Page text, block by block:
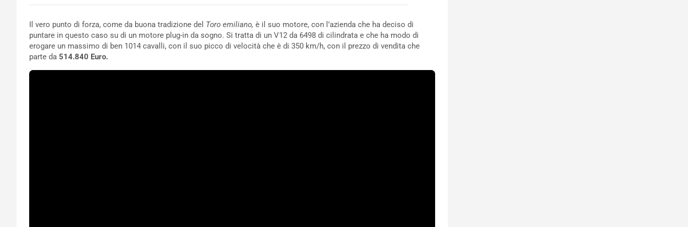
Il vero punto di forza, come da buona tradizione del Toro emiliano, è il suo motore, con l’azienda che ha deciso di
puntare in questo caso su di un motore plug-in da sogno. Si tratta di un V12 da 6498 di cilindrata e che ha modo di
erogare un massimo di ben 1014 cavalli, con il suo picco di velocità che è di 350 km/h, con il prezzo di vendita che
parte da 514.840 Euro.